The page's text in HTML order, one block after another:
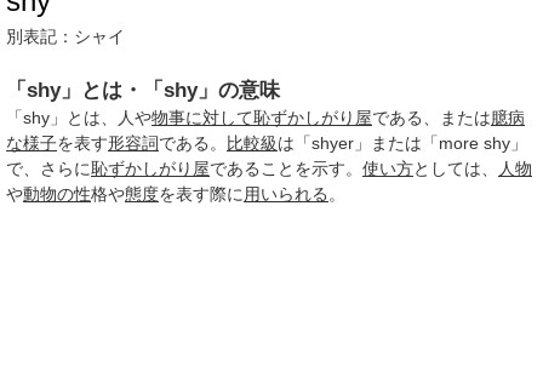
別表記： シャイ
「shy」とは・「shy」の意味
「shy」とは、人や物事に対して恥ずかしがり屋である、または臆病
な様子を表す形容詞である。 比較級は「shyer」または「more shy」
で、さらに恥ずかしがり屋であることを示す。 使い方としては、
人物
や動物の性格や態度を表す際に 用いられる 。